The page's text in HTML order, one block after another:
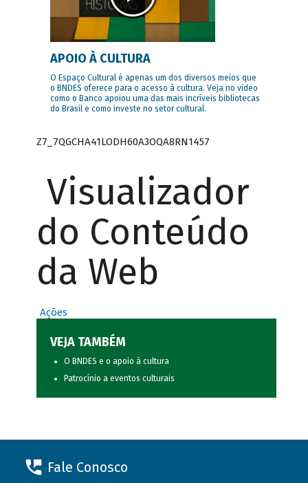
APOIO À CULTURA
O Espaço Cultural é apenas um dos diversos meios que
o BNDES oferece para o acesso à cultura. Veja no vídeo
como o Banco apoiou uma das mais incríveis bibliotecas
do Brasil e como investe no setor cultural.
Z7_7QGCHA41LODH60A3OQA8RN1457
Visualizador
do Conteúdo
da Web
Ações
VEJA TAMBÉM
O BNDES e o apoio à cultura
Patrocínio a eventos culturais
Fale Conosco